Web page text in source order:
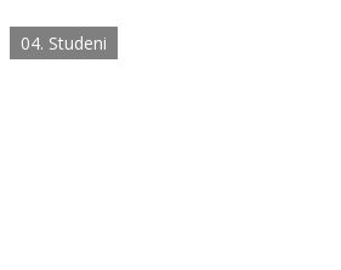
04. Studeni